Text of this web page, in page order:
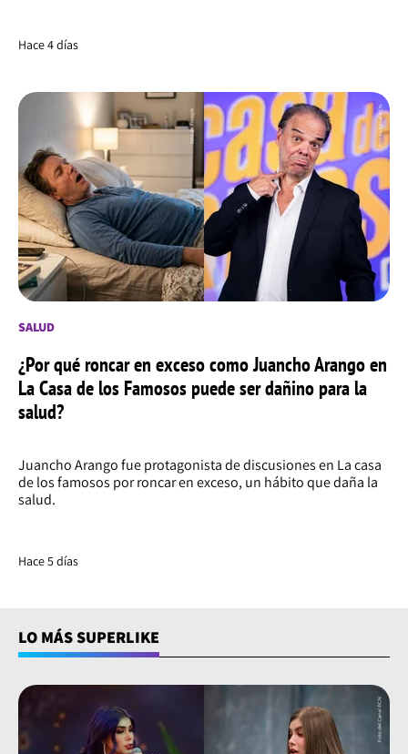
Hace 4 días
SALUD
¿Por qué roncar en exceso como Juancho Arango en
La Casa de los Famosos puede ser dañino para la
salud?
Juancho Arango fue protagonista de discusiones en La casa
de los famosos por roncar en exceso, un hábito que daña la
salud.
Hace 5 días
LO MÁS SUPERLIKE